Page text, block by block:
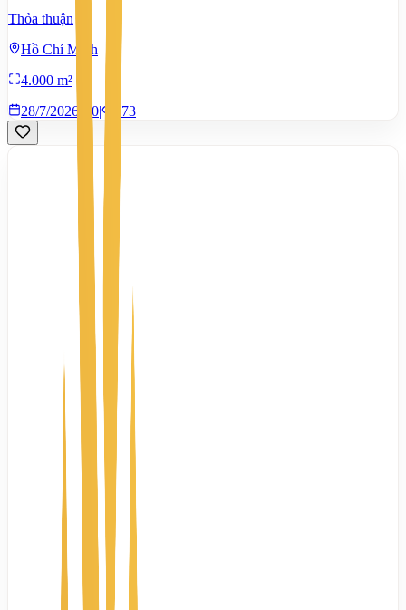
Thỏa thuận
Hồ Chí Minh
4.000 m²
28/7/2026
0| 473